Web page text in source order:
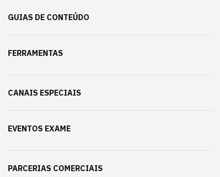
GUIAS DE CONTEÚDO
FERRAMENTAS
CANAIS ESPECIAIS
EVENTOS EXAME
PARCERIAS COMERCIAIS